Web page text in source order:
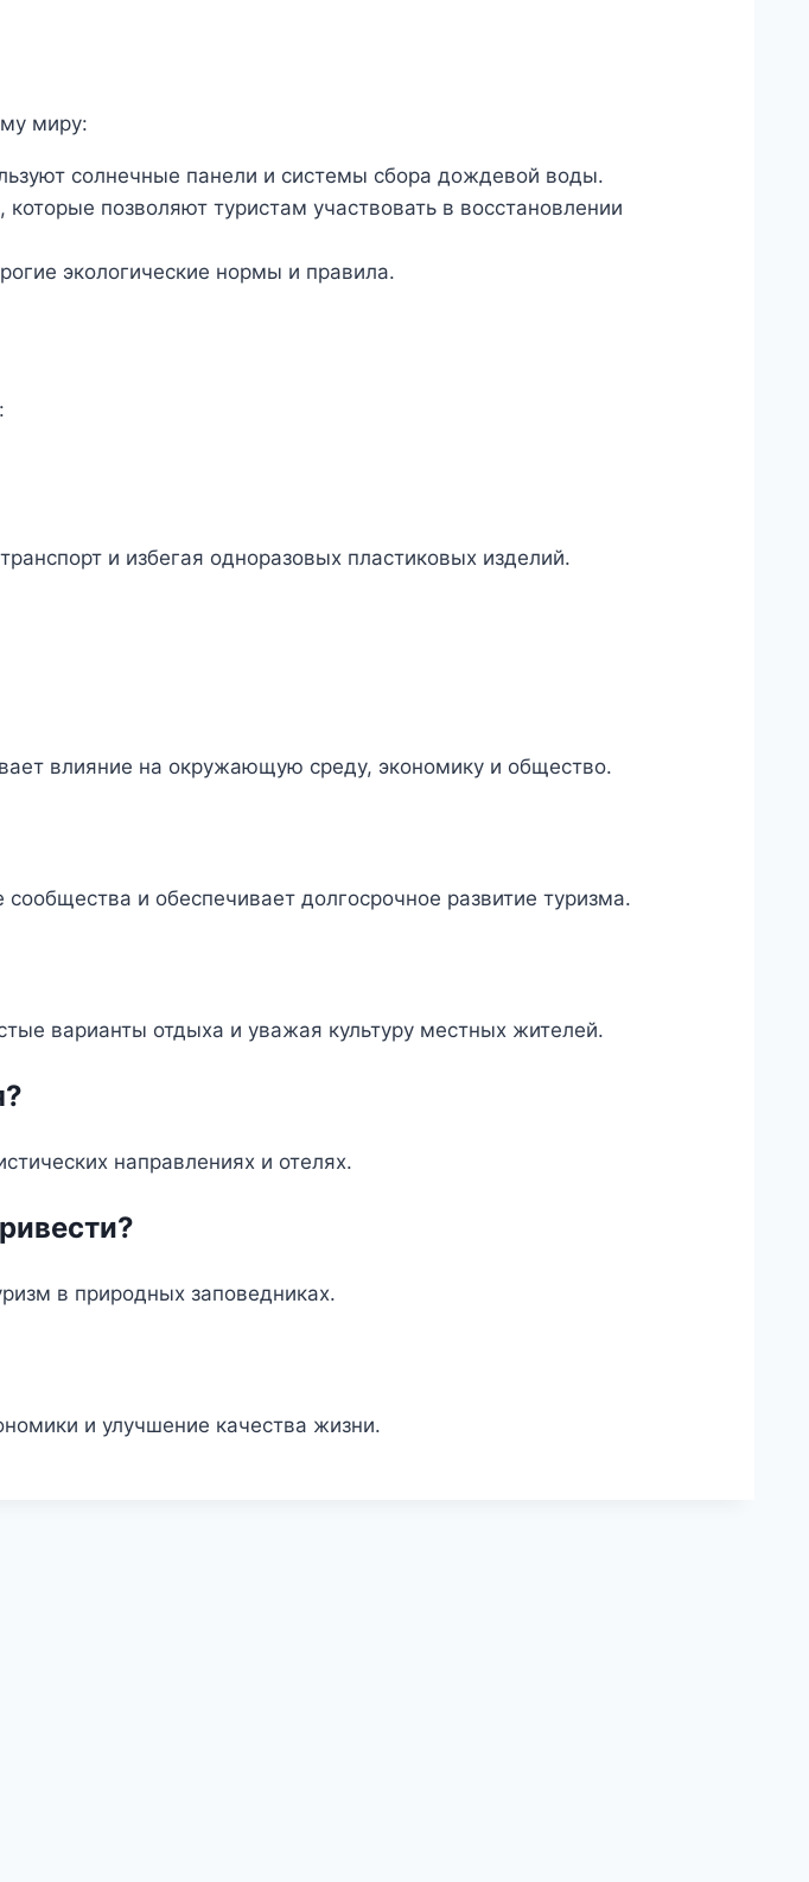
миру:
солнечные панели и системы сбора дождевой воды.
позволяют туристам участвовать в восстановлении
экологические нормы и правила.
и избегая одноразовых пластиковых изделий.
влияние на окружающую среду, экономику и общество.
и обеспечивает долгосрочное развитие туризма.
варианты отдыха и уважая культуру местных жителей.
направлениях и отелях.
в природных заповедниках.
и улучшение качества жизни.